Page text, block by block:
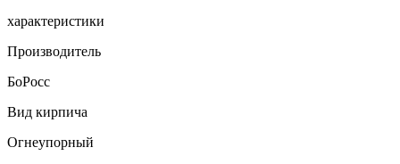
характеристики
Производитель
БоРосс
Вид кирпича
Огнеупорный